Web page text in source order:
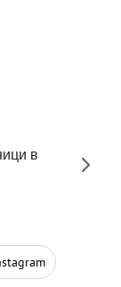
в